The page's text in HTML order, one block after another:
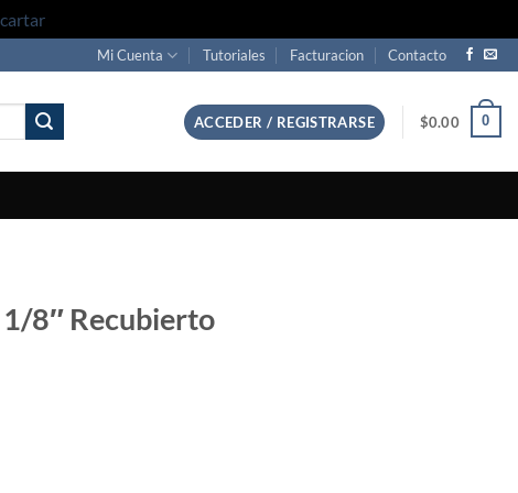
Mi Cuenta Tutoriales Facturacion Contacto
ACCEDER / REGISTRARSE $0.00 0
8″ Recubierto